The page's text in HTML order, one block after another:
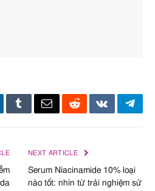
TumblrEmailRedditVKontakte
NEXT ARTICLE
Serum Niacinamide 10% loại
nào tốt: nhìn từ trải nghiệm sử